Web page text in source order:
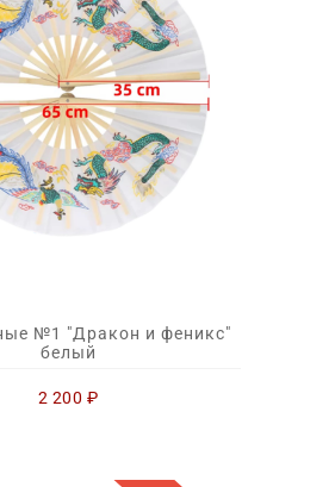
№1 "Дракон и феникс"
белый
2 200 ₽